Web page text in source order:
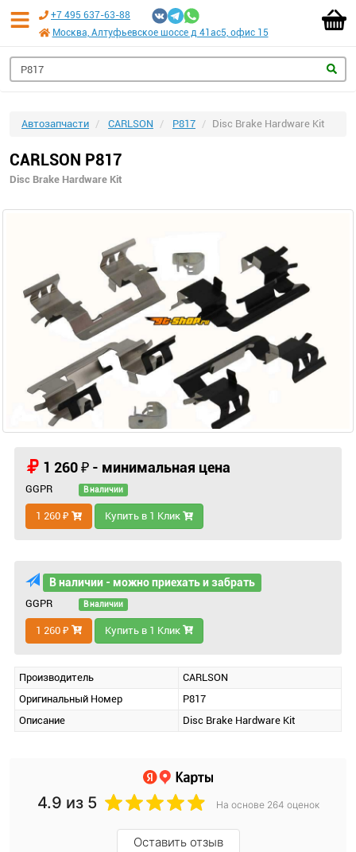
+7 495 637-63-88
Москва, Алтуфьевское шоссе д 41ас5, офис 15
Автозапчасти CARLSON P817 Disc Brake Hardware Kit
CARLSON P817
Disc Brake Hardware Kit
1 260 ₽ - минимальная цена
GGPR В наличии
1 260 ₽ Купить в 1 Клик
В наличии - можно приехать и забрать
GGPR В наличии
1 260 ₽ Купить в 1 Клик
Производитель
CARLSON
Оригинальный Номер
P817
Описание
Disc Brake Hardware Kit
4.9 из 5 На основе 264 оценок
Оставить отзыв